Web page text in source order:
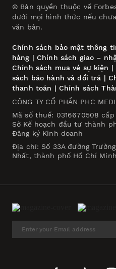
© Bản quyền thuộc về
dưới mọi hình thức nếu
văn bản.
Chính sách bảo mật thông
hàng | Chính sách giao –
Chính sách mua vé sự kiện |
sách bảo hành và đổi trả |
thanh toán | Chính sách
CÔNG TY CỔ PHẦN PHC
Mã số thuế: 0316670508
Sở Kế hoạch đầu tư thành
Đăng ký Kinh doanh
Địa chỉ: Số 33A đường
Nhất, thành phố Hồ Chí Minh